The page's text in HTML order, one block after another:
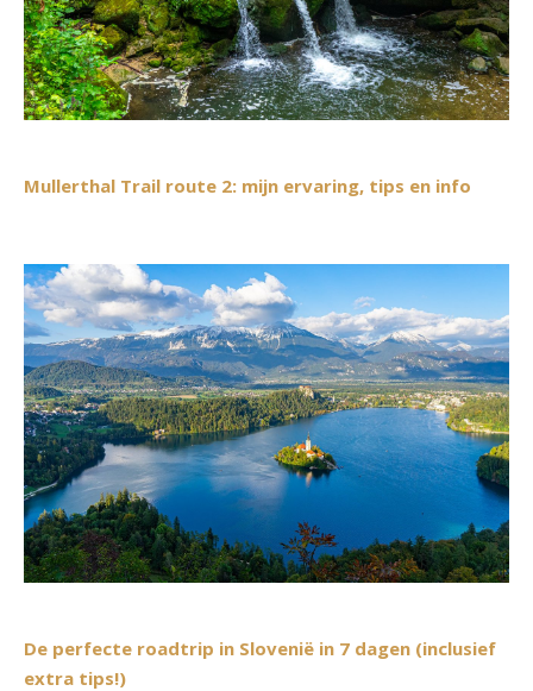
Mullerthal Trail route 2: mijn ervaring, tips en info
De perfecte roadtrip in Slovenië in 7 dagen (inclusief
extra tips!)